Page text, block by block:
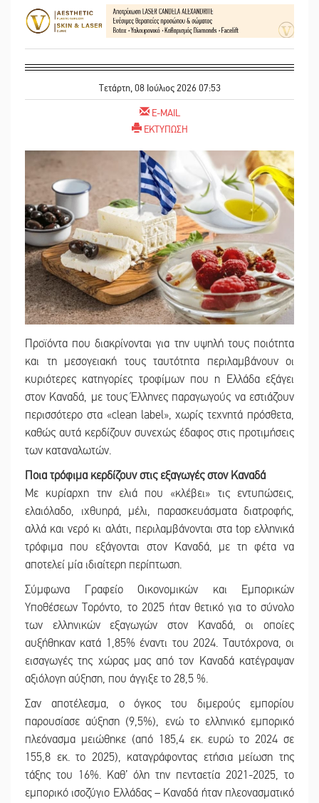
Τετάρτη, 08 Ιούλιος 2026 07:53
E-MAIL
ΕΚΤΥΠΩΣΗ
Προϊόντα που διακρίνονται για την υψηλή τους ποιότητα
και τη μεσογειακή τους ταυτότητα περιλαμβάνουν οι
κυριότερες κατηγορίες τροφίμων που η Ελλάδα εξάγει
στον Καναδά, με τους Έλληνες παραγωγούς να εστιάζουν
περισσότερο στα «clean label», χωρίς τεχνητά πρόσθετα,
καθώς αυτά κερδίζουν συνεχώς έδαφος στις προτιμήσεις
των καταναλωτών.
Ποια τρόφιμα κερδίζουν στις εξαγωγές στον Καναδά
Με κυρίαρχη την ελιά που «κλέβει» τις εντυπώσεις,
ελαιόλαδο, ιχθυηρά, μέλι, παρασκευάσματα διατροφής,
αλλά και νερό κι αλάτι, περιλαμβάνονται στα top ελληνικά
τρόφιμα που εξάγονται στον Καναδά, με τη φέτα να
αποτελεί μία ιδιαίτερη περίπτωση.
Σύμφωνα Γραφείο Οικονομικών και Εμπορικών
Υποθέσεων Τορόντο, το 2025 ήταν θετικό για το σύνολο
των ελληνικών εξαγωγών στον Καναδά, οι οποίες
αυξήθηκαν κατά 1,85% έναντι του 2024. Ταυτόχρονα, οι
εισαγωγές της χώρας μας από τον Καναδά κατέγραψαν
αξιόλογη αύξηση, που άγγιξε το 28,5 %.
Σαν αποτέλεσμα, ο όγκος του διμερούς εμπορίου
παρουσίασε αύξηση (9,5%), ενώ το ελληνικό εμπορικό
πλεόνασμα μειώθηκε (από 185,4 εκ. ευρώ το 2024 σε
155,8 εκ. το 2025), καταγράφοντας ετήσια μείωση της
τάξης του 16%. Καθ’ όλη την πενταετία 2021-2025, το
εμπορικό ισοζύγιο Ελλάδας – Καναδά ήταν πλεονασματικό